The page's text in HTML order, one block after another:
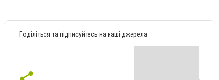
Поділіться та підписуйтесь на наші джерела